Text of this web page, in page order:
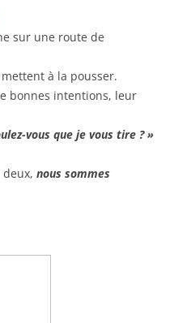
sur une route de
à la pousser.
bonnes intentions, leur
vous que je vous tire ? »
deux, nous sommes